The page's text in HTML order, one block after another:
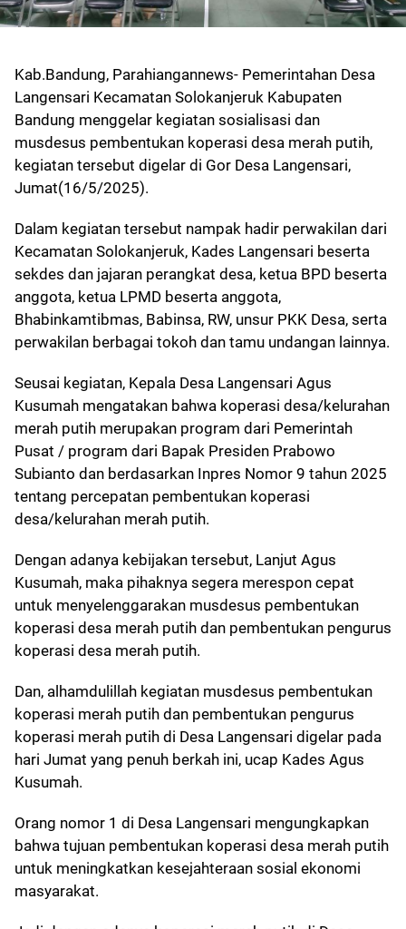
Kab.Bandung, Parahiangannews- Pemerintahan Desa
Langensari Kecamatan Solokanjeruk Kabupaten
Bandung menggelar kegiatan sosialisasi dan
musdesus pembentukan koperasi desa merah putih,
kegiatan tersebut digelar di Gor Desa Langensari,
Jumat(16/5/2025).
Dalam kegiatan tersebut nampak hadir perwakilan dari
Kecamatan Solokanjeruk, Kades Langensari beserta
sekdes dan jajaran perangkat desa, ketua BPD beserta
anggota, ketua LPMD beserta anggota,
Bhabinkamtibmas, Babinsa, RW, unsur PKK Desa, serta
perwakilan berbagai tokoh dan tamu undangan lainnya.
Seusai kegiatan, Kepala Desa Langensari Agus
Kusumah mengatakan bahwa koperasi desa/kelurahan
merah putih merupakan program dari Pemerintah
Pusat / program dari Bapak Presiden Prabowo
Subianto dan berdasarkan Inpres Nomor 9 tahun 2025
tentang percepatan pembentukan koperasi
desa/kelurahan merah putih.
Dengan adanya kebijakan tersebut, Lanjut Agus
Kusumah, maka pihaknya segera merespon cepat
untuk menyelenggarakan musdesus pembentukan
koperasi desa merah putih dan pembentukan pengurus
koperasi desa merah putih.
Dan, alhamdulillah kegiatan musdesus pembentukan
koperasi merah putih dan pembentukan pengurus
koperasi merah putih di Desa Langensari digelar pada
hari Jumat yang penuh berkah ini, ucap Kades Agus
Kusumah.
Orang nomor 1 di Desa Langensari mengungkapkan
bahwa tujuan pembentukan koperasi desa merah putih
untuk meningkatkan kesejahteraan sosial ekonomi
masyarakat.